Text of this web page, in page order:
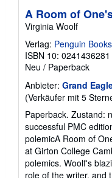
A Room of
Virginia Woolf
Verlag: Penguin
ISBN 10: 0241436281
Neu / Paperback
Anbieter: Grand
(Verkäufer mit 5
Paperback. Zustand:
successful PMC
polemicA Room of
at Girton College
polemics. Woolf's
role of the writer, and